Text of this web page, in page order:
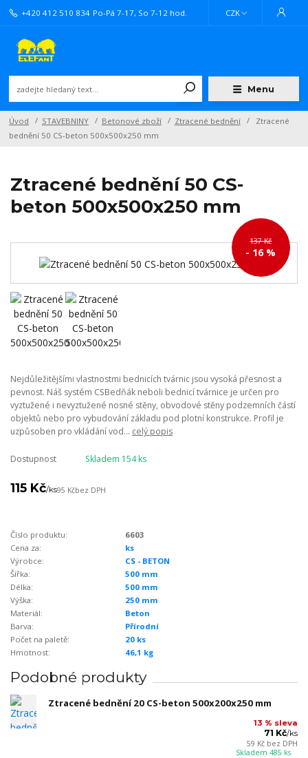
Menu
CZK
+420 412 510 834 Po-Pá 7-17, So 7-12 hod.
Úvod STAVEBNINY Betonové zboží Ztracené bednění
Ztracené
bednění 50 CS-beton 500x500x250 mm
Ztracené bednění 50 CS-
beton 500x500x250 mm
137 Kč
- 16 %
Nejdůležitějšími vlastnostmi bednicích tvárnic jsou vysoká přesnost a
pevnost. Náš systém CSBedňák neboli bednicí tvárnice je určen pro
vyztužené i nevyztužené nosné stěny, obvodové stěny podzemních částí
objektů nebo pro vybudování základu pod plotní konstrukce. Profil je
uzpůsoben pro vkládání vod... celý popis
Dostupnost Skladem 154 ks
115 Kč/ks95 Kčbez DPH
Číslo produktu:
6603
Cena za:
ks
Výrobce:
CS - BETON
Šířka:
500 mm
Délka:
500 mm
Výška:
250 mm
Materiál:
Beton
Barva:
Přírodní
Počet na paletě:
20 ks
Hmotnost:
46,1 kg
Podobné produkty
Ztracené bednění 20 CS-beton 500x200x250 mm
13 % sleva
71 Kč/ks
59 Kč bez DPH
Skladem 485 ks